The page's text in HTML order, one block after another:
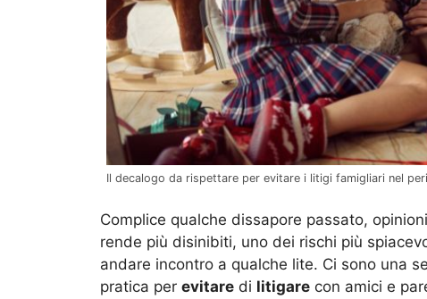
Il decalogo da rispettare per evitare i litigi famigliari nel
Complice qualche dissapore passato,
rende più disinibiti, uno dei rischi più
andare incontro a qualche lite. Ci sono una
pratica per evitare di litigare con amici e